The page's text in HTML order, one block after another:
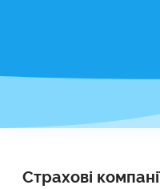
Страхові